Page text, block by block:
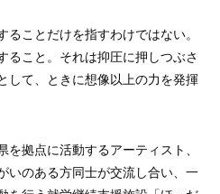
ことだけを指すわけではない。
ること。それは抑圧に押しつぶさ
して、ときに想像以上の力を発揮
拠点に活動するアーティスト、
いのある方同士が交流し合い、一